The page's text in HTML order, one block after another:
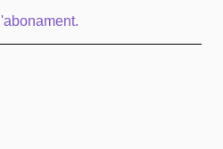
l'abonament.